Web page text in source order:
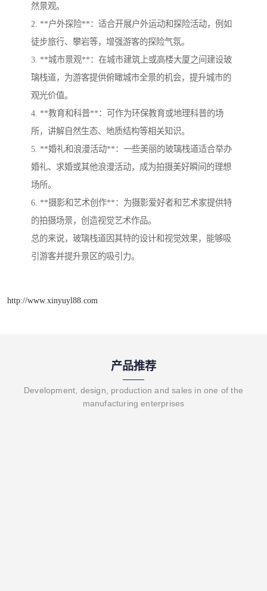
然景观。
2. **户外探险**：适合开展户外运动和探险活动，例如
徒步旅行、攀岩等，增强游客的探险气氛。
3. **城市景观**：在城市建筑上或高楼大厦之间建设玻
璃栈道，为游客提供俯瞰城市全景的机会，提升城市的
观光价值。
4. **教育和科普**：可作为环保教育或地理科普的场
所，讲解自然生态、地质结构等相关知识。
5. **婚礼和浪漫活动**：一些美丽的玻璃栈道适合举办
婚礼、求婚或其他浪漫活动，成为拍摄美好瞬间的理想
场所。
6. **摄影和艺术创作**：为摄影爱好者和艺术家提供特
的拍摄场景，创造视觉艺术作品。
总的来说，玻璃栈道因其特的设计和视觉效果，能够吸
引游客并提升景区的吸引力。
http://www.xinyuyl88.com
产品推荐
Development, design, production and sales in one of the
manufacturing enterprises